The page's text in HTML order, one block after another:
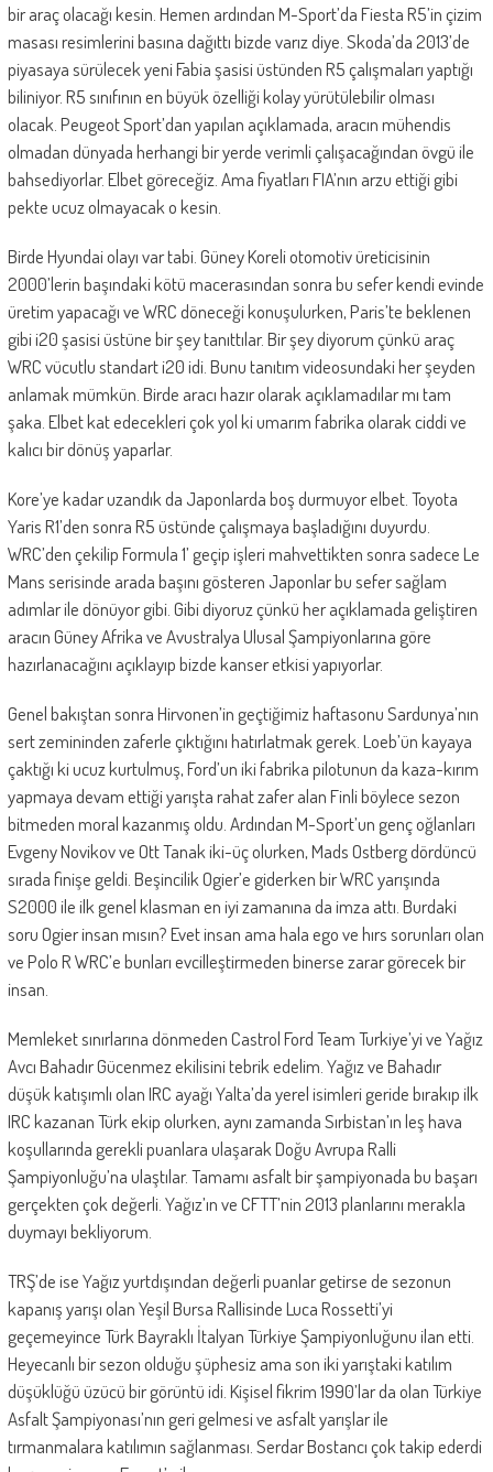
bir araç olacağı kesin. Hemen ardından M-Sport’da Fiesta R5’in çizim
masası resimlerini basına dağıttı bizde varız diye. Skoda’da 2013’de
piyasaya sürülecek yeni Fabia şasisi üstünden R5 çalışmaları yaptığı
biliniyor. R5 sınıfının en büyük özelliği kolay yürütülebilir olması
olacak. Peugeot Sport’dan yapılan açıklamada, aracın mühendis
olmadan dünyada herhangi bir yerde verimli çalışacağından övgü ile
bahsediyorlar. Elbet göreceğiz. Ama fiyatları FIA’nın arzu ettiği gibi
pekte ucuz olmayacak o kesin.
Birde Hyundai olayı var tabi. Güney Koreli otomotiv üreticisinin
2000’lerin başındaki kötü macerasından sonra bu sefer kendi evinde
üretim yapacağı ve WRC döneceği konuşulurken, Paris’te beklenen
gibi i20 şasisi üstüne bir şey tanıttılar. Bir şey diyorum çünkü araç
WRC vücutlu standart i20 idi. Bunu tanıtım videosundaki her şeyden
anlamak mümkün. Birde aracı hazır olarak açıklamadılar mı tam
şaka. Elbet kat edecekleri çok yol ki umarım fabrika olarak ciddi ve
kalıcı bir dönüş yaparlar.
Kore’ye kadar uzandık da Japonlarda boş durmuyor elbet. Toyota
Yaris R1’den sonra R5 üstünde çalışmaya başladığını duyurdu.
WRC’den çekilip Formula 1’ geçip işleri mahvettikten sonra sadece Le
Mans serisinde arada başını gösteren Japonlar bu sefer sağlam
adımlar ile dönüyor gibi. Gibi diyoruz çünkü her açıklamada geliştiren
aracın Güney Afrika ve Avustralya Ulusal Şampiyonlarına göre
hazırlanacağını açıklayıp bizde kanser etkisi yapıyorlar.
Genel bakıştan sonra Hirvonen’in geçtiğimiz haftasonu Sardunya’nın
sert zemininden zaferle çıktığını hatırlatmak gerek. Loeb’ün kayaya
çaktığı ki ucuz kurtulmuş, Ford’un iki fabrika pilotunun da kaza-kırım
yapmaya devam ettiği yarışta rahat zafer alan Finli böylece sezon
bitmeden moral kazanmış oldu. Ardından M-Sport’un genç oğlanları
Evgeny Novikov ve Ott Tanak iki-üç olurken, Mads Ostberg dördüncü
sırada finişe geldi. Beşincilik Ogier’e giderken bir WRC yarışında
S2000 ile ilk genel klasman en iyi zamanına da imza attı. Burdaki
soru Ogier insan mısın? Evet insan ama hala ego ve hırs sorunları olan
ve Polo R WRC’e bunları evcilleştirmeden binerse zarar görecek bir
insan.
Memleket sınırlarına dönmeden Castrol Ford Team Turkiye’yi ve Yağız
Avcı Bahadır Gücenmez ekilisini tebrik edelim. Yağız ve Bahadır
düşük katışımlı olan IRC ayağı Yalta’da yerel isimleri geride bırakıp ilk
IRC kazanan Türk ekip olurken, aynı zamanda Sırbistan’ın leş hava
koşullarında gerekli puanlara ulaşarak Doğu Avrupa Ralli
Şampiyonluğu’na ulaştılar. Tamamı asfalt bir şampiyonada bu başarı
gerçekten çok değerli. Yağız’ın ve CFTT’nin 2013 planlarını merakla
duymayı bekliyorum.
TRŞ’de ise Yağız yurtdışından değerli puanlar getirse de sezonun
kapanış yarışı olan Yeşil Bursa Rallisinde Luca Rossetti’yi
geçemeyince Türk Bayraklı İtalyan Türkiye Şampiyonluğunu ilan etti.
Heyecanlı bir sezon olduğu şüphesiz ama son iki yarıştaki katılım
düşüklüğü üzücü bir görüntü idi. Kişisel fikrim 1990’lar da olan Türkiye
Asfalt Şampiyonası’nın geri gelmesi ve asfalt yarışlar ile
tırmanmalara katılımın sağlanması. Serdar Bostancı çok takip ederdi